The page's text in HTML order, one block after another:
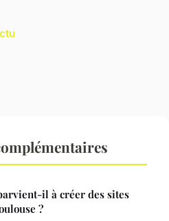
il à créer des sites
?